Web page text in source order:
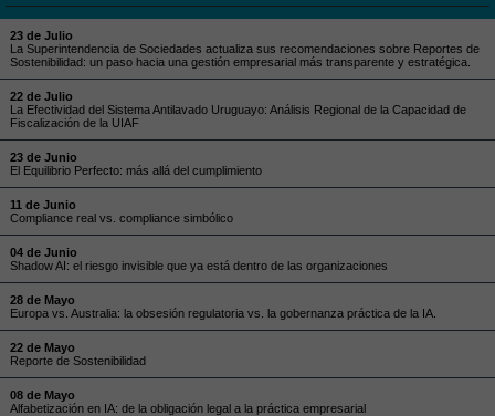
23 de Julio
La Superintendencia de Sociedades actualiza sus recomendaciones sobre Reportes de
Sostenibilidad: un paso hacia una gestión empresarial más transparente y estratégica.
22 de Julio
La Efectividad del Sistema Antilavado Uruguayo: Análisis Regional de la Capacidad de
Fiscalización de la UIAF
23 de Junio
El Equilibrio Perfecto: más allá del cumplimiento
11 de Junio
Compliance real vs. compliance simbólico
04 de Junio
Shadow AI: el riesgo invisible que ya está dentro de las organizaciones
28 de Mayo
Europa vs. Australia: la obsesión regulatoria vs. la gobernanza práctica de la IA.
22 de Mayo
Reporte de Sostenibilidad
08 de Mayo
Alfabetización en IA: de la obligación legal a la práctica empresarial